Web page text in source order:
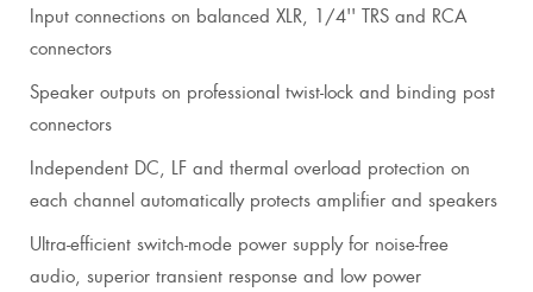
Input connections on balanced XLR, 1/4'' TRS and RCA
connectors
Speaker outputs on professional twist-lock and binding post
connectors
Independent DC, LF and thermal overload protection on
each channel automatically protects amplifier and speakers
Ultra-efficient switch-mode power supply for noise-free
audio, superior transient response and low power